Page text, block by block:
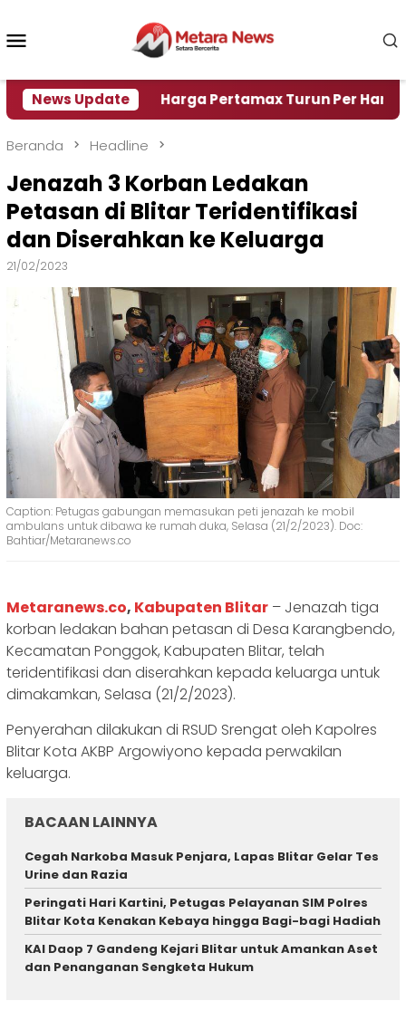
konten
News Update
Air Harga Pertamax Turun Per Hari Ini, Segini
Beranda Headline
Jenazah 3 Korban Ledakan
Petasan di Blitar Teridentifikasi
dan Diserahkan ke Keluarga
21/02/2023
Caption: Petugas gabungan memasukan peti jenazah ke mobil
ambulans untuk dibawa ke rumah duka, Selasa (21/2/2023). Doc:
Bahtiar/Metaranews.co
Metaranews.co, Kabupaten Blitar – Jenazah tiga
korban ledakan bahan petasan di Desa Karangbendo,
Kecamatan Ponggok, Kabupaten Blitar, telah
teridentifikasi dan diserahkan kepada keluarga untuk
dimakamkan, Selasa (21/2/2023).
Penyerahan dilakukan di RSUD Srengat oleh Kapolres
Blitar Kota AKBP Argowiyono kepada perwakilan
keluarga.
BACAAN LAINNYA
Cegah Narkoba Masuk Penjara, Lapas Blitar Gelar Tes
Urine dan Razia
Peringati Hari Kartini, Petugas Pelayanan SIM Polres
Blitar Kota Kenakan Kebaya hingga Bagi-bagi Hadiah
KAI Daop 7 Gandeng Kejari Blitar untuk Amankan Aset
dan Penanganan Sengketa Hukum